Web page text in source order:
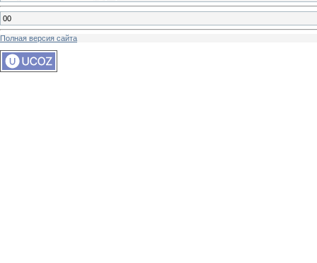
00
Полная версия сайта